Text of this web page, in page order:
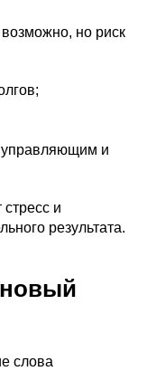
но риск
управляющим и
и
результата.
слова